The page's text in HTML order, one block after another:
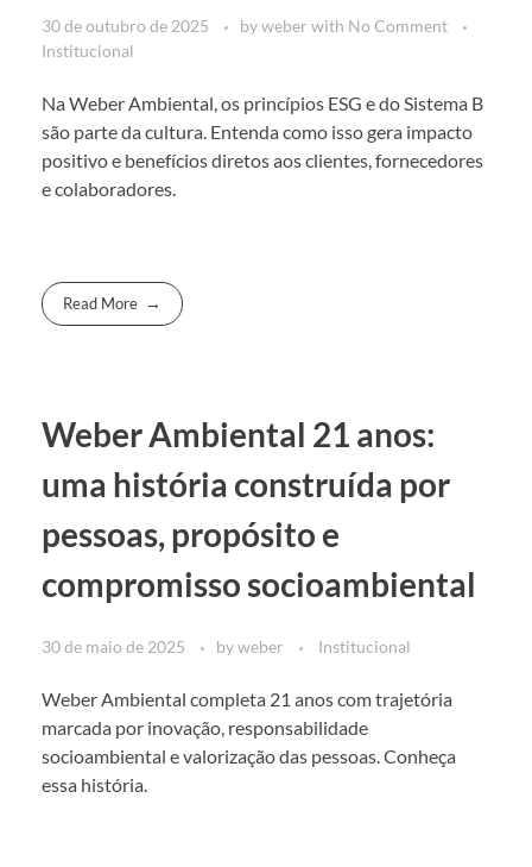
30 de outubro de 2025 byweber with No Comment
Institucional
Na Weber Ambiental, os princípios ESG e do Sistema B
são parte da cultura. Entenda como isso gera impacto
positivo e benefícios diretos aos clientes, fornecedores
e colaboradores.
Read More
Weber Ambiental 21 anos:
uma história construída por
pessoas, propósito e
compromisso socioambiental
30 de maio de 2025 byweber Institucional
Weber Ambiental completa 21 anos com trajetória
marcada por inovação, responsabilidade
socioambiental e valorização das pessoas. Conheça
essa história.